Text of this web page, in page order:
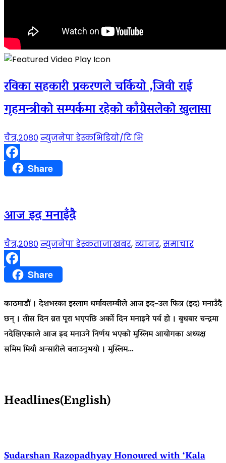
रविका सहकारी प्रकरणले चर्कियो ,जिवी राई
गृहमन्त्रीको सम्पर्कमा रहेको काँग्रेसलेको खुलासा
चैत्र,२०८० न्युजनेपा डेस्कभिडियो/टि भि
FacebookShare
आज इद मनाइँदै
चैत्र,२०८० न्युजनेपा डेस्कताजाखबर,ब्यानर,समाचार
FacebookShare
काठमाडौं । देशभरका इस्लाम धर्मावलम्बीले आज इद–उल फित्र (इद) मनाउँदै
छन् । तीस दिन व्रत पूरा भएपछि अर्को दिन मनाइने पर्व हो । बुधबार चन्द्रमा
नदेखिएकाले आज इद मनाउने निर्णय भएको मुस्लिम आयोगका अध्यक्ष
समिम मियाँ अन्सारीले बताउनुभयो । मुस्लिम…
Headlines(English)
Sudarshan Razopadhyay Honoured with ‘Kala